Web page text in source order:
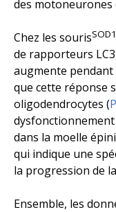
des motoneurones
Chez les souris
de rapporteurs
augmente
que cette réponse
oligodendrocytes (
dans la moelle
qui indique une
la progression de
Ensemble, les